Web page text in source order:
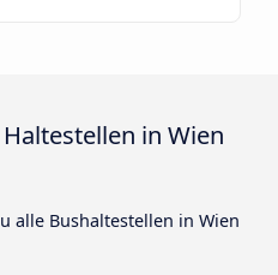
in Wien
alle Bushaltestellen in Wien